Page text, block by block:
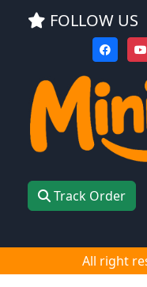
FOLLOW US
Track Order
All right